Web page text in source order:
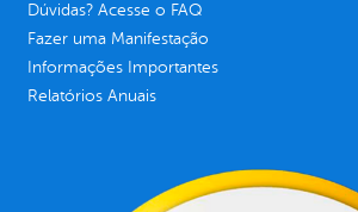
Dúvidas? Acesse o FAQ
Fazer uma Manifestação
Informações Importantes
Relatórios Anuais